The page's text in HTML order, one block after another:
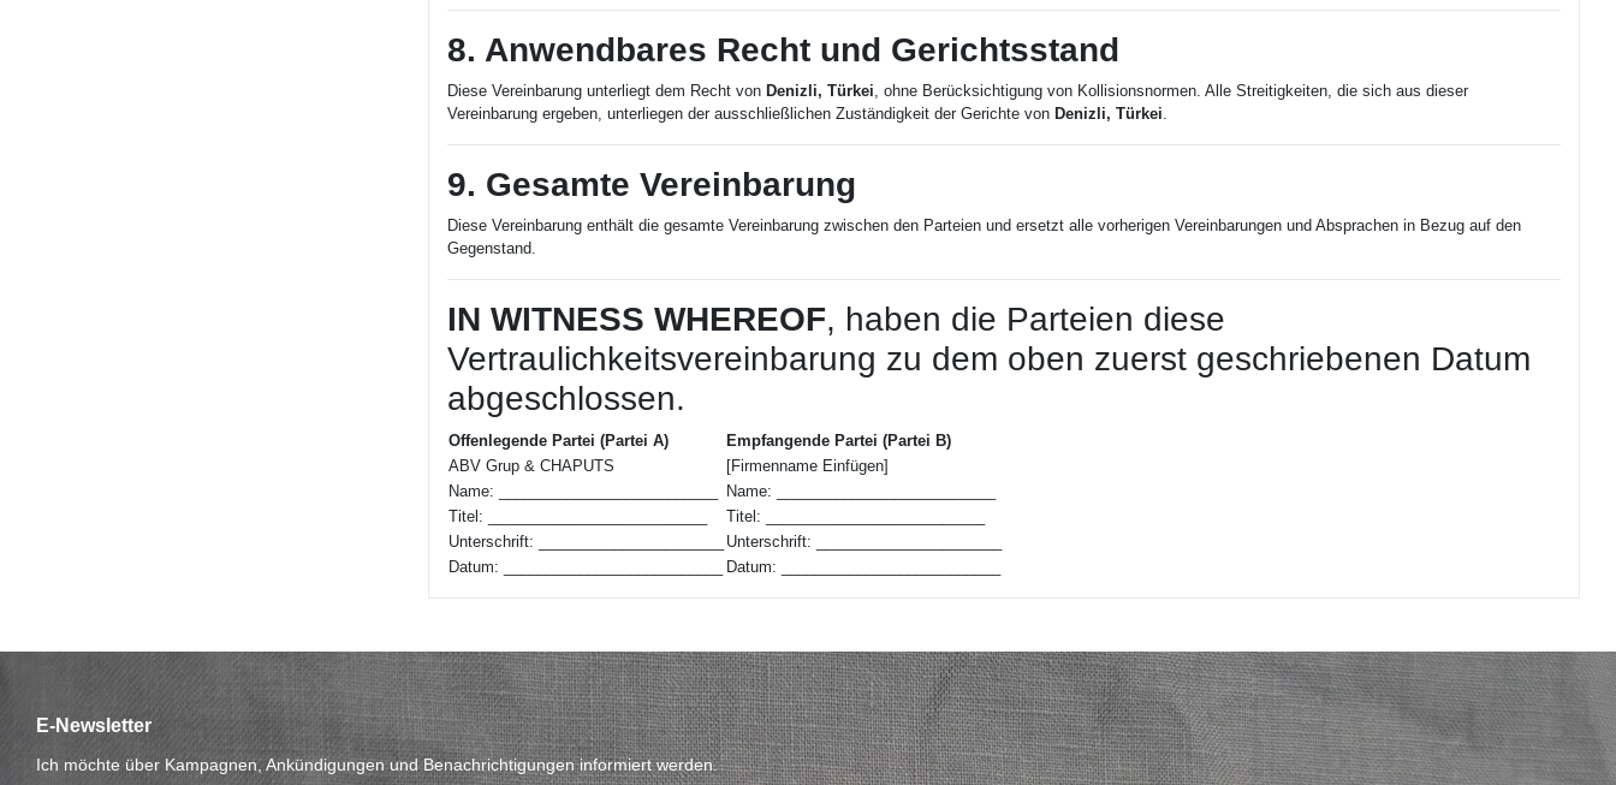
8. Anwendbares Recht und Gerichtsstand
Diese Vereinbarung unterliegt dem Recht von Denizli, Türkei, ohne Berücksichtigung von Kollisionsnormen. Alle Streitigkeiten, die sich aus dieser
Vereinbarung ergeben, unterliegen der ausschließlichen Zuständigkeit der Gerichte von Denizli, Türkei.
9. Gesamte Vereinbarung
Diese Vereinbarung enthält die gesamte Vereinbarung zwischen den Parteien und ersetzt alle vorherigen Vereinbarungen und Absprachen in Bezug auf den
Gegenstand.
IN WITNESS WHEREOF, haben die Parteien diese
Vertraulichkeitsvereinbarung zu dem oben zuerst geschriebenen Datum
abgeschlossen.
Offenlegende Partei (Partei A)
Empfangende Partei (Partei B)
ABV Grup & CHAPUTS
[Firmenname Einfügen]
Name: __________________________
Name: __________________________
Titel: __________________________
Titel: __________________________
Unterschrift: ______________________
Unterschrift: ______________________
Datum: __________________________
Datum: __________________________
E-Newsletter
Ich möchte über Kampagnen, Ankündigungen und Benachrichtigungen informiert werden.